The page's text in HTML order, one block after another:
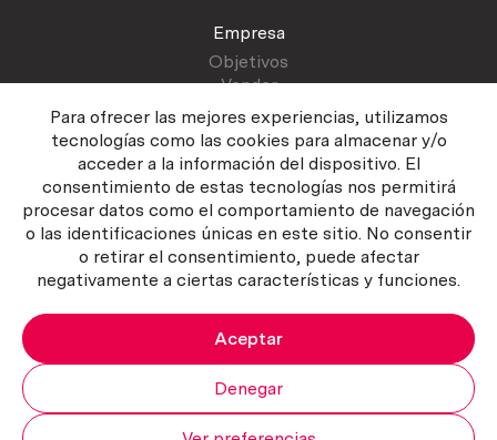
Para ofrecer las mejores experiencias, utilizamos
tecnologías como las cookies para almacenar y/o
acceder a la información del dispositivo. El
consentimiento de estas tecnologías nos permitirá
procesar datos como el comportamiento de navegación
o las identificaciones únicas en este sitio. No consentir
o retirar el consentimiento, puede afectar
negativamente a ciertas características y funciones.
Aceptar
Denegar
Empresa
Objetivos
Vender
Atención al cliente
Contactar
Manual del vendedor
Política del servicio
Política de Cookies
Copyright ©2026 Curiosum S.L. Todos los derechos reservados.